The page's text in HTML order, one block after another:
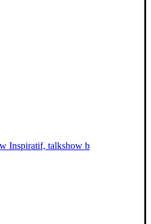
Inspiratif, talkshow b